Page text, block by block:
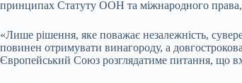
принципах Статуту ООН та міжнародного права,
«Лише рішення, яке поважає незалежність,
повинен отримувати винагороду, а
Європейський Союз розглядатиме питання, що